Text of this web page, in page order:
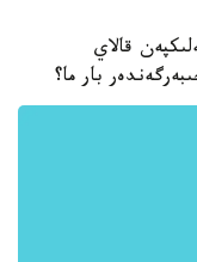
قالاي
بار ما؟